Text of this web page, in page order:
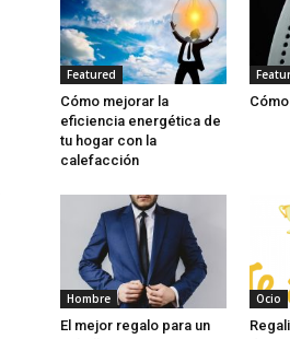
Featured
Cómo mejorar la
eficiencia energética de
tu hogar con la
calefacción
Hombre
El mejor regalo para un
Ocio